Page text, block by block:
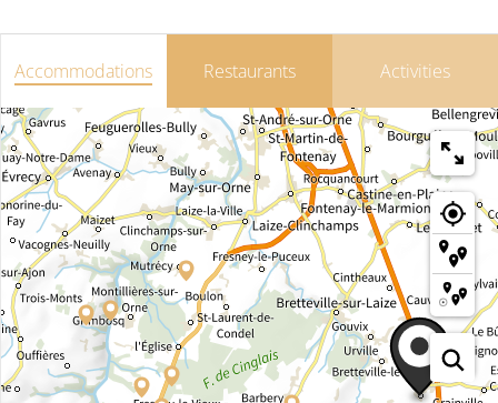
Accommodations Restaurants Activities